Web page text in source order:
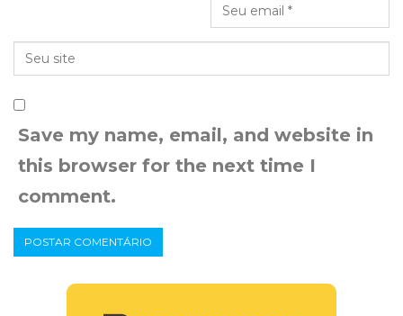
Save my name, email, and website in
this browser for the next time I
comment.